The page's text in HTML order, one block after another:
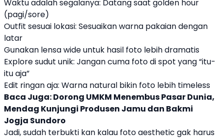
Waktu adalah segalanya: Datang saat golden hour
(pagi/sore)
Outfit sesuai lokasi: Sesuaikan warna pakaian dengan
latar
Gunakan lensa wide untuk hasil foto lebih dramatis
Explore sudut unik: Jangan cuma foto di spot yang “itu-
itu aja”
Edit ringan aja: Warna natural bikin foto lebih timeless
Baca Juga:Dorong UMKM Menembus Pasar Dunia,
Mendag Kunjungi Produsen Jamu dan Bakmi
Jogja Sundoro
Jadi, sudah terbukti kan kalau foto aesthetic gak harus